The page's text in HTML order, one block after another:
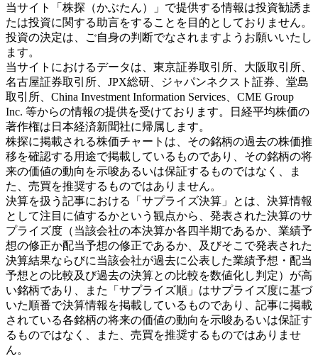
当サイト「株探（かぶたん）」で提供する情報は投資勧誘ま
たは投資に関する助言をすることを目的としておりません。
投資の決定は、ご自身の判断でなされますようお願いいたし
ます。
当サイトにおけるデータは、東京証券取引所、大阪取引所、
名古屋証券取引所、JPX総研、ジャパンネクスト証券、堂島
取引所、China Investment Information Services、CME Group
Inc. 等からの情報の提供を受けております。日経平均株価の
著作権は日本経済新聞社に帰属します。
株探に掲載される株価チャートは、その銘柄の過去の株価推
移を確認する用途で掲載しているものであり、その銘柄の将
来の価値の動向を示唆あるいは保証するものではなく、ま
た、売買を推奨するものではありません。
決算を扱う記事における「サプライズ決算」とは、決算情報
として注目に値するかという観点から、発表された決算のサ
プライズ度（当該会社の本決算か各四半期であるか、業績予
想の修正か配当予想の修正であるか、及びそこで発表された
決算結果ならびに当該会社が過去に公表した業績予想・配当
予想との比較及び過去の決算との比較を数値化し判定）が高
い銘柄であり、また「サプライズ順」はサプライズ度に基づ
いた順番で決算情報を掲載しているものであり、記事に掲載
されている各銘柄の将来の価値の動向を示唆あるいは保証す
るものではなく、また、売買を推奨するものではありませ
ん。